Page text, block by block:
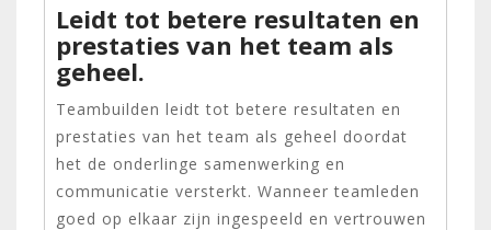
Leidt tot betere resultaten en
prestaties van het team als
geheel.
Teambuilden leidt tot betere resultaten en
prestaties van het team als geheel doordat
het de onderlinge samenwerking en
communicatie versterkt. Wanneer teamleden
goed op elkaar zijn ingespeeld en vertrouwen